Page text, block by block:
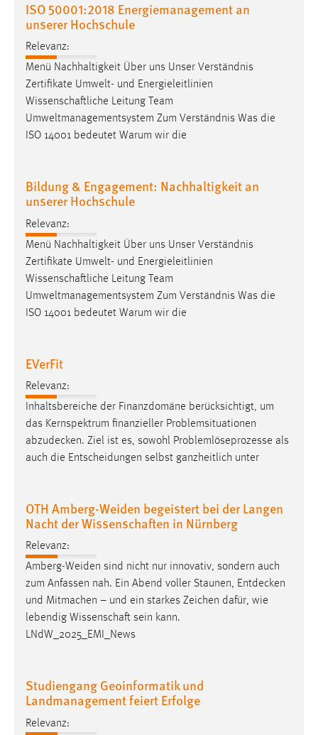
ISO 50001:2018 Energiemanagement an
unserer Hochschule
Relevanz:
Menü Nachhaltigkeit Über uns Unser Verständnis
Zertifikate Umwelt- und Energieleitlinien
Wissenschaftliche Leitung Team
Umweltmanagementsystem Zum Verständnis Was die
ISO 14001 bedeutet Warum wir die
Bildung & Engagement: Nachhaltigkeit an
unserer Hochschule
Relevanz:
Menü Nachhaltigkeit Über uns Unser Verständnis
Zertifikate Umwelt- und Energieleitlinien
Wissenschaftliche Leitung Team
Umweltmanagementsystem Zum Verständnis Was die
ISO 14001 bedeutet Warum wir die
EVerFit
Relevanz:
Inhaltsbereiche der Finanzdomäne berücksichtigt, um
das Kernspektrum finanzieller Problemsituationen
abzudecken. Ziel ist es, sowohl Problemlöseprozesse als
auch die Entscheidungen selbst ganzheitlich unter
OTH Amberg-Weiden begeistert bei der Langen
Nacht der Wissenschaften in Nürnberg
Relevanz:
Amberg-Weiden sind nicht nur innovativ, sondern auch
zum Anfassen nah. Ein Abend voller Staunen, Entdecken
und Mitmachen – und ein starkes Zeichen dafür, wie
lebendig Wissenschaft sein kann.
LNdW_2025_EMI_News
Studiengang Geoinformatik und
Landmanagement feiert Erfolge
Relevanz:
Conversion-Tracking
Cookie Laufzeit:
3 Monate
Facebook Pixel
Name:
_fbp
Facebook
Zweck:
Conversion-Tracking
Cookie Laufzeit:
3 Monate
Plattformen anzeigen zu können, werden von diesen
YouTube
Vimeo